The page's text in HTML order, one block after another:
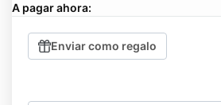
A pagar ahora:
Enviar como regalo